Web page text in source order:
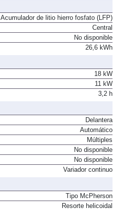
Acumulador de litio hierro fosfato (LFP)
Central
No disponible
26,6 kWh
18 kW
11 kW
3,2 h
Delantera
Automático
Múltiples
No disponible
No disponible
Variador continuo
Tipo McPherson
Resorte helicoidal